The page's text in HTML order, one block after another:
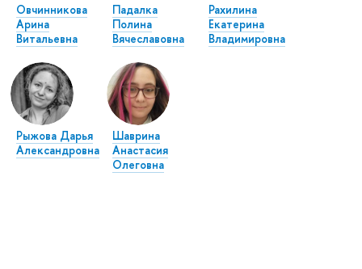
Овчинникова
Арина
Витальевна
Падалка
Полина
Вячеславовна
Рахилина
Екатерина
Владимировна
Рыжова Дарья
Александровна
Шаврина
Анастасия
Олеговна